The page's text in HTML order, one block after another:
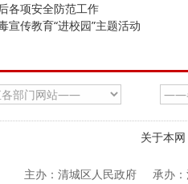
各项安全防范工作
宣传教育“进校园”主题活动
关于本网
主办：清城区人民政府
承办